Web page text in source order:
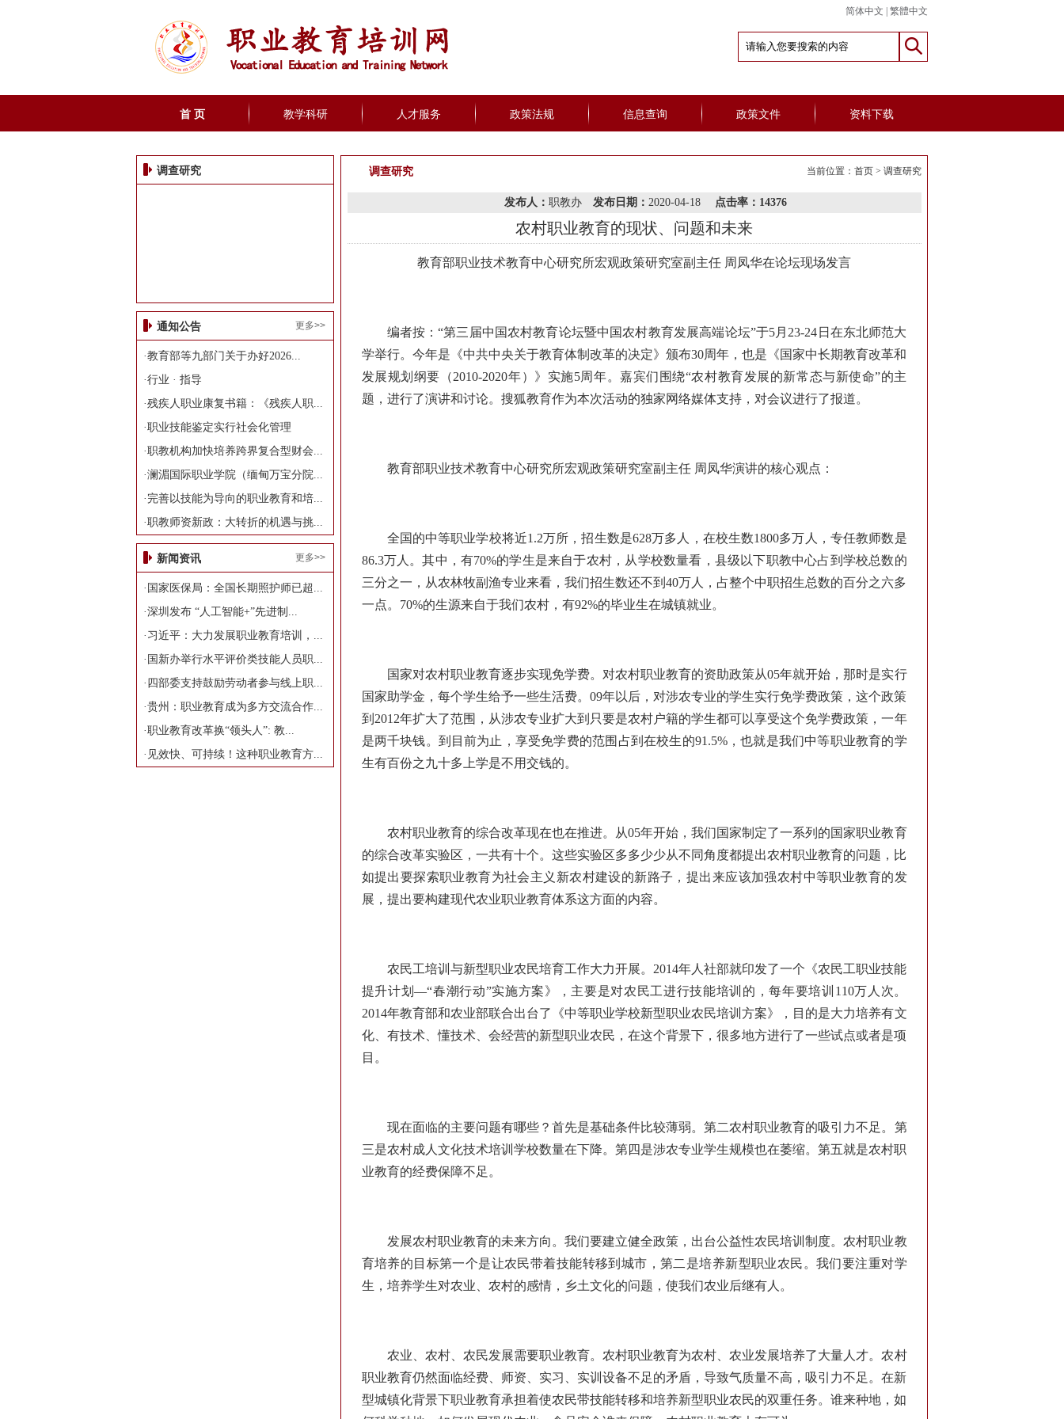
简体中文 繁體中文
首 页 教学科研 人才服务 政策法规 信息查询 政策文件 资料下载
调查研究
通知公告 更多>>
·教育部等九部门关于办好2026...
·行业 · 指导
·残疾人职业康复书籍：《残疾人职...
·职业技能鉴定实行社会化管理
·职教机构加快培养跨界复合型财会...
·澜湄国际职业学院（缅甸万宝分院...
· 完善以技能为导向的职业教育和培...
·职教师资新政：大转折的机遇与挑...
新闻资讯 更多>>
· 国家医保局：全国长期照护师已超...
·深圳发布 “人工智能+”先进制...
· 习近平：大力发展职业教育培训，...
· 国新办举行水平评价类技能人员职...
· 四部委支持鼓励劳动者参与线上职...
·贵州：职业教育成为多方交流合作...
·职业教育改革换“领头人”: 教...
· 见效快、可持续！这种职业教育方...
调查研究 当前位置： 首页 > 调查研究
发布人： 职教办 发布日期： 2020-04-18 点击率：14376
农村职业教育的现状、问题和未来
教育部职业技术教育中心研究所宏观政策研究室副主任 周凤华在论坛现场发言
编者按：“第三届中国农村教育论坛暨中国农村教育发展高端论坛”于5月23-24日在东北师范大
学举行。今年是《中共中央关于教育体制改革的决定》颁布30周年，也是《国家中长期教育改革和
发展规划纲要（2010-2020年）》实施5周年。嘉宾们围绕“农村教育发展的新常态与新使命”的主
题，进行了演讲和讨论。搜狐教育作为本次活动的独家网络媒体支持，对会议进行了报道。
教育部职业技术教育中心研究所宏观政策研究室副主任 周凤华演讲的核心观点：
全国的中等职业学校将近1.2万所，招生数是628万多人，在校生数1800多万人，专任教师数是
86.3万人。其中，有70%的学生是来自于农村，从学校数量看，县级以下职教中心占到学校总数的
三分之一，从农林牧副渔专业来看，我们招生数还不到40万人，占整个中职招生总数的百分之六多
一点。70%的生源来自于我们农村，有92%的毕业生在城镇就业。
国家对农村职业教育逐步实现免学费。对农村职业教育的资助政策从05年就开始，那时是实行
国家助学金，每个学生给予一些生活费。09年以后，对涉农专业的学生实行免学费政策，这个政策
到2012年扩大了范围，从涉农专业扩大到只要是农村户籍的学生都可以享受这个免学费政策，一年
是两千块钱。到目前为止，享受免学费的范围占到在校生的91.5%，也就是我们中等职业教育的学
生有百份之九十多上学是不用交钱的。
农村职业教育的综合改革现在也在推进。从05年开始，我们国家制定了一系列的国家职业教育
的综合改革实验区，一共有十个。这些实验区多多少少从不同角度都提出农村职业教育的问题，比
如提出要探索职业教育为社会主义新农村建设的新路子，提出来应该加强农村中等职业教育的发
展，提出要构建现代农业职业教育体系这方面的内容。
农民工培训与新型职业农民培育工作大力开展。2014年人社部就印发了一个《农民工职业技能
提升计划—“春潮行动”实施方案》，主要是对农民工进行技能培训的，每年要培训110万人次。
2014年教育部和农业部联合出台了《中等职业学校新型职业农民培训方案》，目的是大力培养有文
化、有技术、懂技术、会经营的新型职业农民，在这个背景下，很多地方进行了一些试点或者是项
目。
现在面临的主要问题有哪些？首先是基础条件比较薄弱。第二农村职业教育的吸引力不足。第
三是农村成人文化技术培训学校数量在下降。第四是涉农专业学生规模也在萎缩。第五就是农村职
业教育的经费保障不足。
发展农村职业教育的未来方向。我们要建立健全政策，出台公益性农民培训制度。农村职业教
育培养的目标第一个是让农民带着技能转移到城市，第二是培养新型职业农民。我们要注重对学
生，培养学生对农业、农村的感情，乡土文化的问题，使我们农业后继有人。
农业、农村、农民发展需要职业教育。农村职业教育为农村、农业发展培养了大量人才。农村
职业教育仍然面临经费、师资、实习、实训设备不足的矛盾，导致气质量不高，吸引力不足。在新
型城镇化背景下职业教育承担着使农民带技能转移和培养新型职业农民的双重任务。谁来种地，如